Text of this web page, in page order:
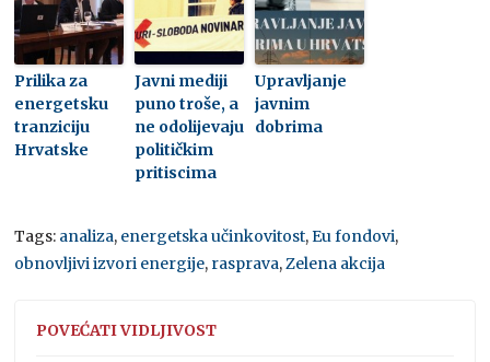
Prilika za
energetsku
tranziciju
Hrvatske
Javni mediji
puno troše, a
ne odolijevaju
političkim
pritiscima
Upravljanje
javnim
dobrima
Tags: analiza, energetska učinkovitost,Eu fondovi,
obnovljivi izvori energije, rasprava,Zelena akcija
POVEĆATI VIDLJIVOST